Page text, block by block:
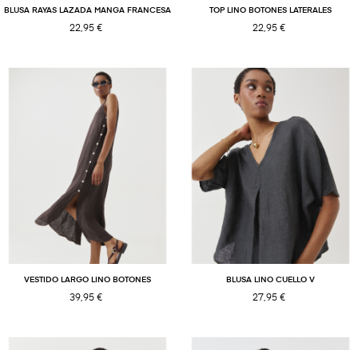
BLUSA RAYAS LAZADA MANGA FRANCESA
22,95 €
TOP LINO BOTONES LATERALES
22,95 €
VESTIDO LARGO LINO BOTONES
39,95 €
BLUSA LINO CUELLO V
27,95 €